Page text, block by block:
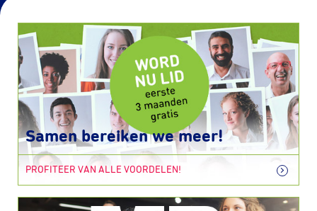
Samen bereiken we meer!
PROFITEER VAN ALLE VOORDELEN!